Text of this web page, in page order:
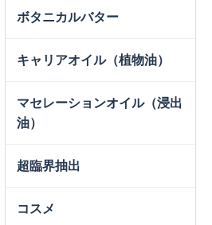
ボタニカルバター
キャリアオイル（植物油）
マセレーションオイル（浸出
油）
超臨界抽出
コスメ